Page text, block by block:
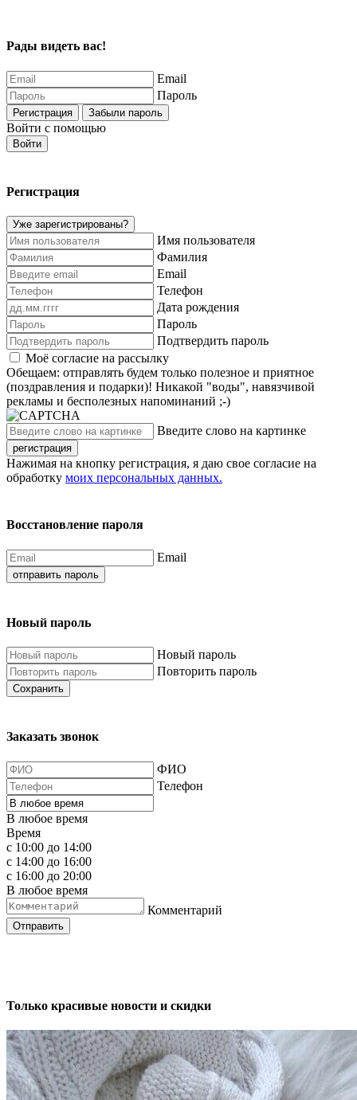
Рады видеть вас!
Email
Пароль
Регистрация Забыли пароль
Войти с помощью
Войти
Регистрация
Уже зарегистрированы?
Имя пользователя
Фамилия
Email
Телефон
Дата рождения
Пароль
Подтвердить пароль
Моё согласие на рассылку
Обещаем: отправлять будем только полезное и приятное
(поздравления и подарки)! Никакой "воды", навязчивой
рекламы и бесполезных напоминаний ;-)
Введите слово на картинке
регистрация
Нажимая на кнопку регистрация, я даю свое согласие на
обработку моих персональных данных.
Восстановление пароля
Email
отправить пароль
Новый пароль
Новый пароль
Повторить пароль
Сохранить
Заказать звонок
ФИО
Телефон
В любое время
Время
с 10:00 до 14:00
с 14:00 до 16:00
с 16:00 до 20:00
В любое время
Комментарий
Отправить
Только красивые новости и скидки